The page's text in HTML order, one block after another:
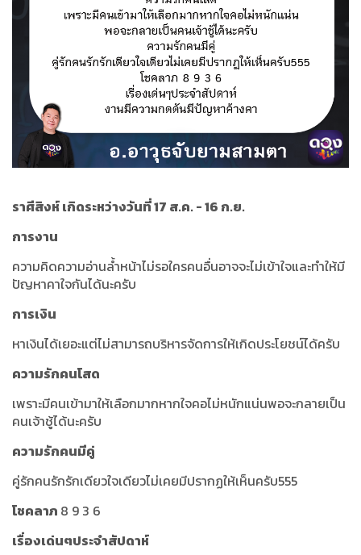
ราศีสิงห์ เกิดระหว่างวันที่ 17 ส.ค. - 16 ก.ย.
การงาน
ความคิดความอ่านล้ำหน้าไม่รอใครคนอื่นอาจจะไม่เข้าใจและทำให้มี
ปัญหาคาใจกันได้นะครับ
การเงิน
หาเงินได้เยอะแต่ไม่สามารถบริหารจัดการให้เกิดประโยชน์ได้ครับ
ความรักคนโสด
เพราะมีคนเข้ามาให้เลือกมากหากใจคอไม่หนักแน่นพอจะกลายเป็น
คนเจ้าชู้ได้นะครับ
ความรักคนมีคู่
คู่รักคนรักรักเดียวใจเดียวไม่เคยมีปรากฏให้เห็นครับ555
โชคลาภ 8 9 3 6
เรื่องเด่นๆประจำสัปดาห์